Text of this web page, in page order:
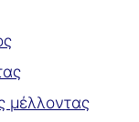
μέλλοντας